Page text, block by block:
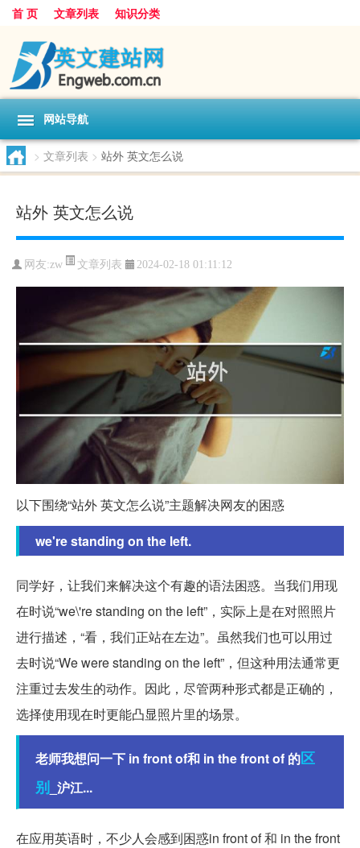
首 页 文章列表 知识分类
网站导航
> 文章列表 > 站外 英文怎么说
站外 英文怎么说
网友:zw 文章列表 2024-02-18 01:11:12
以下围绕“站外 英文怎么说”主题解决网友的困惑
we're standing on the left.
同学好，让我们来解决这个有趣的语法困惑。当我们用现
在时说“we\'re standing on the left”，实际上是在对照照片
进行描述，“看，我们正站在左边”。虽然我们也可以用过
去时说“We were standing on the left”，但这种用法通常更
注重过去发生的动作。因此，尽管两种形式都是正确的，
选择使用现在时更能凸显照片里的场景。
老师我想问一下 in front of和 in the front of 的区
别 _沪江...
在应用英语时，不少人会感到困惑in front of 和 in the front